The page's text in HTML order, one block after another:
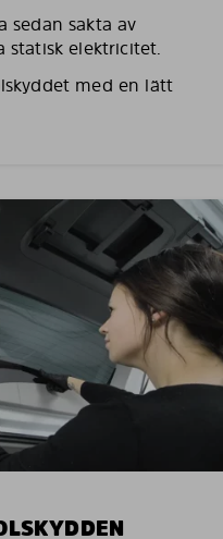
sedan sakta av
elektricitet.
med en lätt